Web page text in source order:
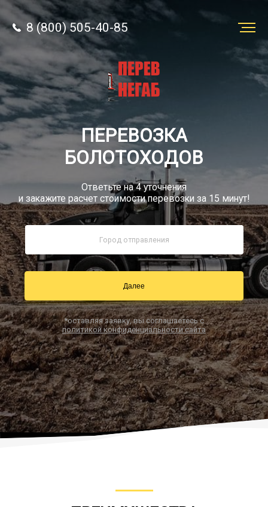
8 (800) 505-40-85
Звонок по РФ бесплатный
sale@simtruck-negabarit.ru
Заказать звонок
Заказать
перевозку
8 (800) 505-40-85
ПЕРЕВОЗКА
БОЛОТОХОДОВ
Ответьте на 4 уточнения
и закажите расчет стоимости перевозки за 15 минут!
Далее
*оставляя заявку, вы соглашаетесь с
политикой конфиденциальности сайта